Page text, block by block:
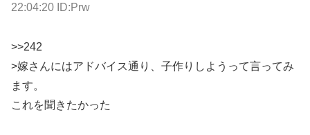
22:04:20 ID:Prw
>>242
>嫁さんにはアドバイス通り、子作りしようって言ってみ
ます。
これを聞きたかった